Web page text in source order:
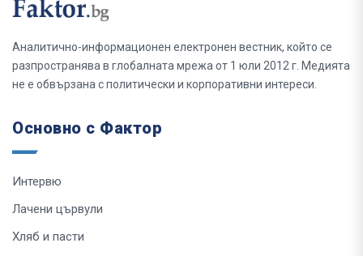
Аналитично-информационен електронен вестник, който се
разпространява в глобалната мрежа от 1 юли 2012 г. Медията
не е обвързана с политически и корпоративни интереси.
Основно с Фактор
Интервю
Лачени цървули
Хляб и пасти